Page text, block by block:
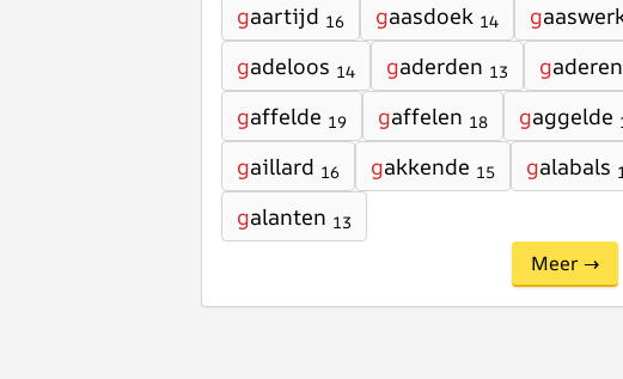
gaartijd 16 gaasdoek 14 g
gadeloos 14 gaderden 13 g
gaffelde 19 gaffelen 18 gaggelde
gaillard 16 gakkende 15 galabals
galanten 13
Meer →